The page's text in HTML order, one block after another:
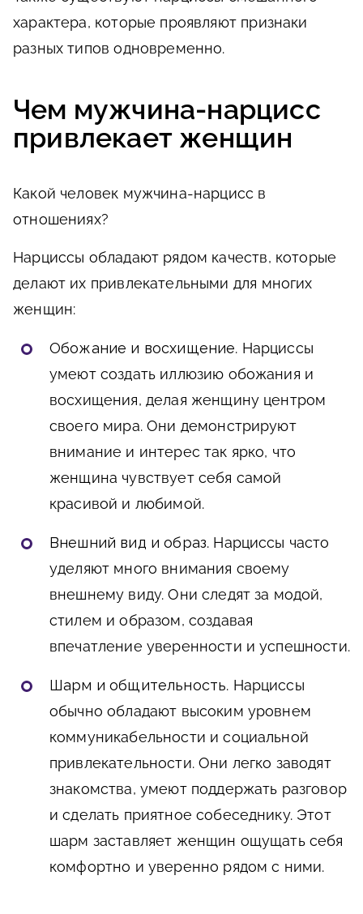
характера, которые проявляют признаки
разных типов одновременно.
Чем мужчина-нарцисс
привлекает женщин
Какой человек мужчина-нарцисс в
отношениях?
Нарциссы обладают рядом качеств, которые
делают их привлекательными для многих
женщин:
Обожание и восхищение. Нарциссы
умеют создать иллюзию обожания и
восхищения, делая женщину центром
своего мира. Они демонстрируют
внимание и интерес так ярко, что
женщина чувствует себя самой
красивой и любимой.
Внешний вид и образ. Нарциссы часто
уделяют много внимания своему
внешнему виду. Они следят за модой,
стилем и образом, создавая
впечатление уверенности и успешности.
Шарм и общительность. Нарциссы
обычно обладают высоким уровнем
коммуникабельности и социальной
привлекательности. Они легко заводят
знакомства, умеют поддержать разговор
и сделать приятное собеседнику. Этот
шарм заставляет женщин ощущать себя
комфортно и уверенно рядом с ними.